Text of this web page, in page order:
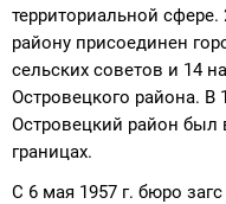
территориальной
району присоединен
сельских советов и 14
Островецкого района. В
Островецкий район был
границах.
С 6 мая 1957 г. бюро